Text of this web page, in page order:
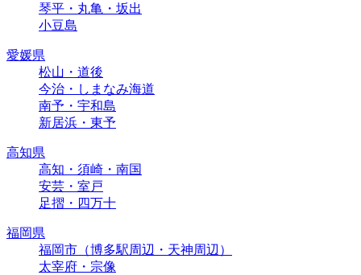
琴平・丸亀・坂出
小豆島
愛媛県
松山・道後
今治・しまなみ海道
南予・宇和島
新居浜・東予
高知県
高知・須崎・南国
安芸・室戸
足摺・四万十
福岡県
福岡市（博多駅周辺・天神周辺）
太宰府・宗像